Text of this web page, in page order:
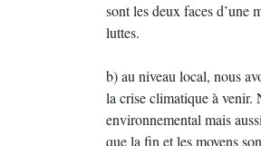
sont les deux faces d’une
luttes.
b) au niveau local, nous
la crise climatique à venir.
environnemental mais
que la fin et les moyens